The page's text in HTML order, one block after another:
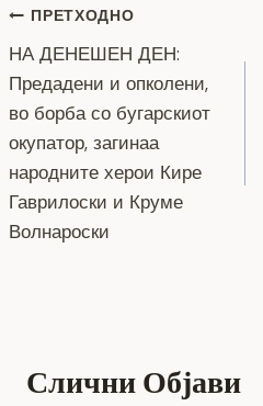
b
o
o
k
er
Навигација
на
напис
ПРЕТХОДНО
НА ДЕНЕШЕН ДЕН:
Предадени и опколени,
во борба со бугарскиот
окупатор, загинаа
народните херои Кире
Гаврилоски и Круме
Волнароски
Слични Објави